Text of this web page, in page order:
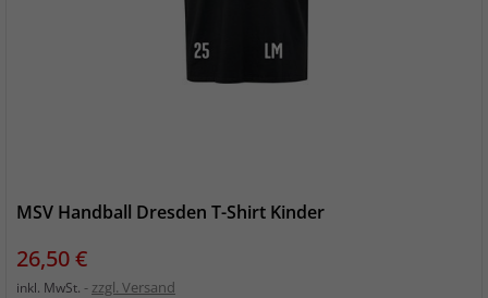
MSV Handball Dresden T-Shirt Kinder
Preis
26,50 €
inkl. MwSt. zzgl. Versand